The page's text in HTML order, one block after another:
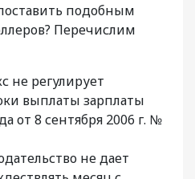
подобным
Перечислим
не регулирует
выплаты зарплаты
от 8 сентября 2006 г. №
не дает